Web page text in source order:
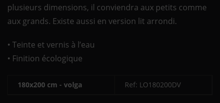
plusieurs dimensions, il conviendra aux petits comme
aux grands. Existe aussi en version lit arrondi.
• Teinte et vernis à l’eau
• Finition écologique
180x200 cm - volga Ref: LO180200DV